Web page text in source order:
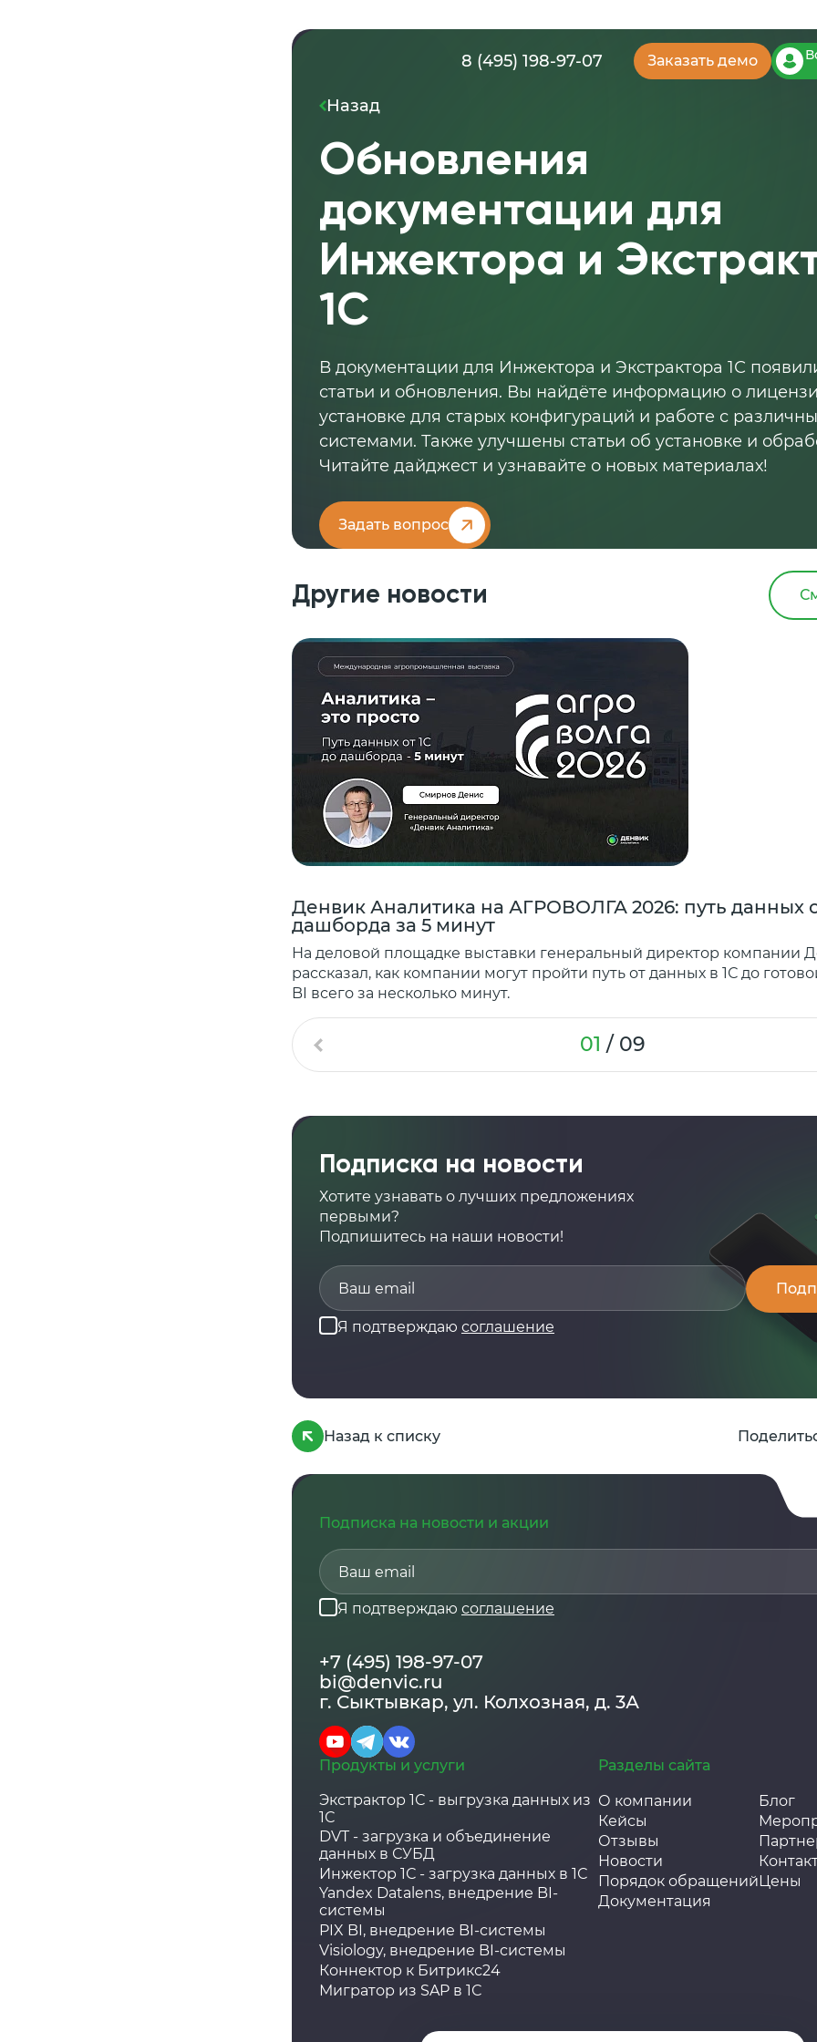
8 (495) 198-97-07 Заказать демо
Назад
Обновления
документации для
Инжектора и
1С
В документации для Инжектора и Экстрактора 1С
статьи и обновления. Вы найдёте информацию о
установке для старых конфигураций и работе с
системами. Также улучшены статьи об установке и
Читайте дайджест и узнавайте о новых материалах!
Задать вопрос
Другие новости
Денвик Аналитика на АГРОВОЛГА 2026: путь данных
дашборда за 5 минут
На деловой площадке выставки генеральный директор компании
рассказал, как компании могут пройти путь от данных в 1С до
BI всего за несколько минут.
01 / 09
Подписка на новости
Хотите узнавать о лучших предложениях
первыми?
Подпишитесь на наши новости!
Я подтверждаю соглашение
Назад к списку
Подписка на новости и акции
Я подтверждаю соглашение
+7 (495) 198-97-07
bi@denvic.ru
г. Сыктывкар, ул. Колхозная, д. 3А
Продукты и услуги
Экстрактор 1С - выгрузка данных из
1С
DVT - загрузка и объединение
данных в СУБД
Инжектор 1С - загрузка данных в 1С
Yandex Datalens, внедрение BI-
системы
PIX BI, внедрение BI-системы
Visiology, внедрение BI-системы
Коннектор к Битрикс24
Мигратор из SAP в 1С
Разделы сайта
О компании
Кейсы
Отзывы
Новости
Порядок обращений
Документация
Блог
Цены